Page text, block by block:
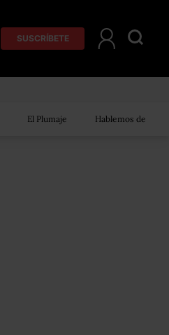
SUSCRÍBETE
El Plumaje Hablemos de